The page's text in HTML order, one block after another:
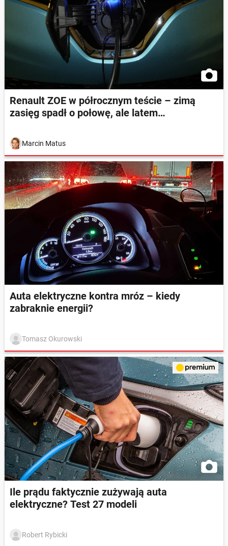
Renault ZOE w półrocznym teście – zimą
zasięg spadł o połowę, ale latem…
Marcin Matus
Auta elektryczne kontra mróz – kiedy
zabraknie energii?
Tomasz Okurowski
Ile prądu faktycznie zużywają auta
elektryczne? Test 27 modeli
Robert Rybicki